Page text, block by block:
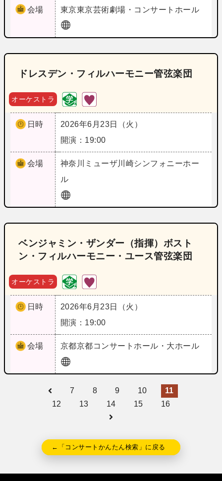
会場 東京東京芸術劇場・コンサートホール
ドレスデン・フィルハーモニー管弦楽団
オーケストラ
日時
2026年6月23日（火）
開演：19:00
会場 神奈川
ミューザ川崎シンフォニーホー
ル
ベンジャミン・ザンダー（指揮）ボスト
ン・フィルハーモニー・ユース管弦楽団
オーケストラ
日時
2026年6月23日（火）
開演：19:00
会場 京都京都コンサートホール・大ホール
7 8 9 10
11
12
13 14 15 16
←「コンサートかんたん検索」に戻る